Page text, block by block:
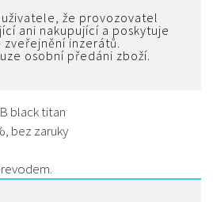
že provozovatel
ani nakupující a poskytuje
inzerátů.
osobní předáni zboží.
black titan
bez zaruky